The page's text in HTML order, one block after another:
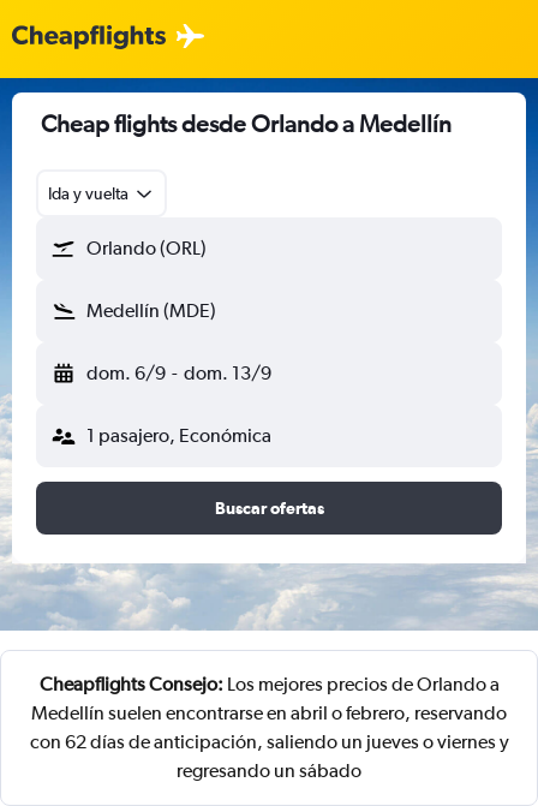
Cheap flights desde Orlando a Medellín
Ida y vuelta
Orlando (ORL)
Medellín (MDE)
dom. 6/9 - dom. 13/9
1 pasajero, Económica
Buscar ofertas
Cheapflights Consejo: Los mejores precios de Orlando a
Medellín suelen encontrarse en abril o febrero, reservando
con 62 días de anticipación, saliendo un jueves o viernes y
regresando un sábado